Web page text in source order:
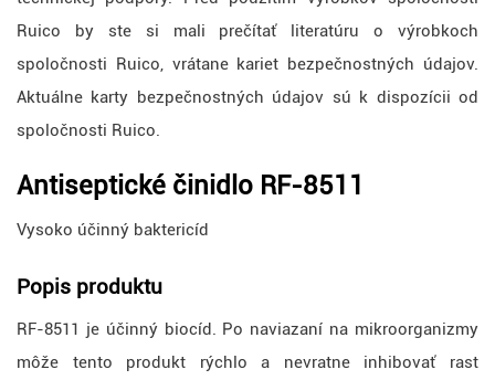
Ruico by ste si mali prečítať literatúru o výrobkoch
spoločnosti Ruico, vrátane kariet bezpečnostných údajov.
Aktuálne karty bezpečnostných údajov sú k dispozícii od
spoločnosti Ruico.
Antiseptické činidlo RF-8511
Vysoko účinný baktericíd
Popis produktu
RF-8511 je účinný biocíd. Po naviazaní na mikroorganizmy
môže tento produkt rýchlo a nevratne inhibovať rast